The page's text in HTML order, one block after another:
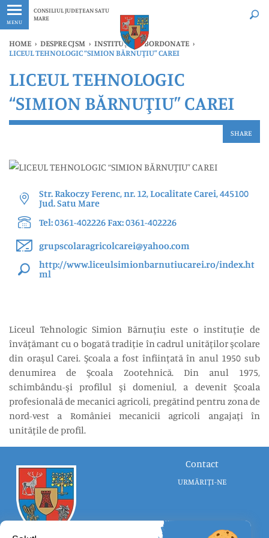
MENU
CONSILIUL JUDEȚEAN SATU
MARE
Ultimele
HOME › DESPRE CJSM › INSTITUȚII SUBORDONATE ›
LICEUL TEHNOLOGIC “SIMION BĂRNUŢIU” CAREI
LICEUL TEHNOLOGIC
“SIMION BĂRNUŢIU” CAREI
SHARE
Str. Rakoczy Ferenc, nr. 12, Localitate Carei, 445100
Jud. Satu Mare
Tel: 0361-402226 Fax: 0361-402226
grupscolaragricolcarei@yahoo.com
http://www.liceulsimionbarnutiucarei.ro/index.ht
ml
Liceul Tehnologic Simion Bărnuţiu este o instituţie de
învăţămant cu o bogată tradiţie în cadrul unităţilor şcolare
din oraşul Carei. Şcoala a fost înfiinţată în anul 1950 sub
denumirea de Şcoala Zootehnică. Din anul 1975,
schimbându-şi profilul şi domeniul, a devenit Şcoala
profesională de mecanici agricoli, pregătind pentru zona de
nord-vest a României mecanicii agricoli angajaţi în
unităţile de profil.
Contact
URMĂRIȚI-NE